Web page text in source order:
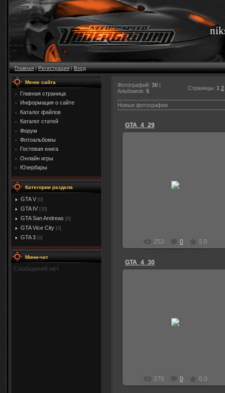
Главная|Регистрация|Вход
Меню сайта
Главная страница
Информация о сайте
Каталог файлов
Каталог статей
Форум
Фотоальбомы
Гостевая книга
Онлайн игры
Юзербары
Категории раздела
GTA V [0]
GTA IV [30]
GTA San Andreas [0]
GTA Vice City [0]
GTA 3 [0]
Мини-чат
Фотографий: 30 |
Альбомов: 5 Страницы: 1 2
Новые фотографии
GTA_4_29
252 0 5.0
GTA_4_30
270 0 0.0